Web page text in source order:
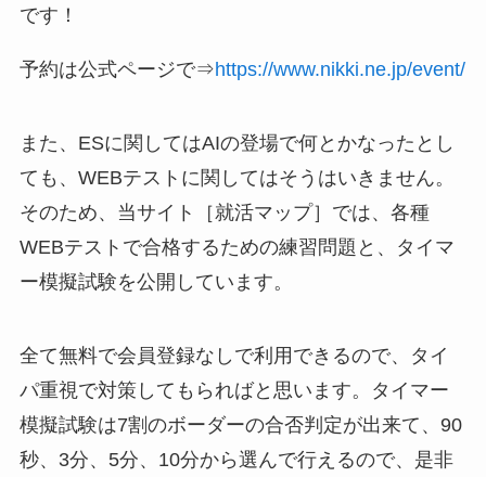
です！
予約は公式ページで⇒https://www.nikki.ne.jp/event/
また、ESに関してはAIの登場で何とかなったとし
ても、WEBテストに関してはそうはいきません。
そのため、当サイト［就活マップ］では、各種
WEBテストで合格するための練習問題と、タイマ
ー模擬試験を公開しています。
全て無料で会員登録なしで利用できるので、タイ
パ重視で対策してもらればと思います。タイマー
模擬試験は7割のボーダーの合否判定が出来て、90
秒、3分、5分、10分から選んで行えるので、是非